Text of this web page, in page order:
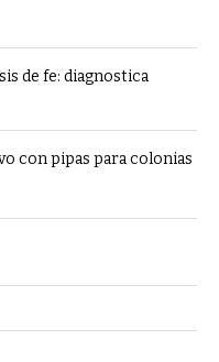
de fe: diagnostica
con pipas para colonias